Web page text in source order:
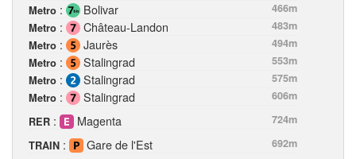
Metro : Bolivar
466m
Metro : Château-Landon
483m
Metro : Jaurès
494m
Metro : Stalingrad
553m
Metro : Stalingrad
575m
Metro : Stalingrad
606m
RER : Magenta
724m
TRAIN : Gare de l'Est
692m